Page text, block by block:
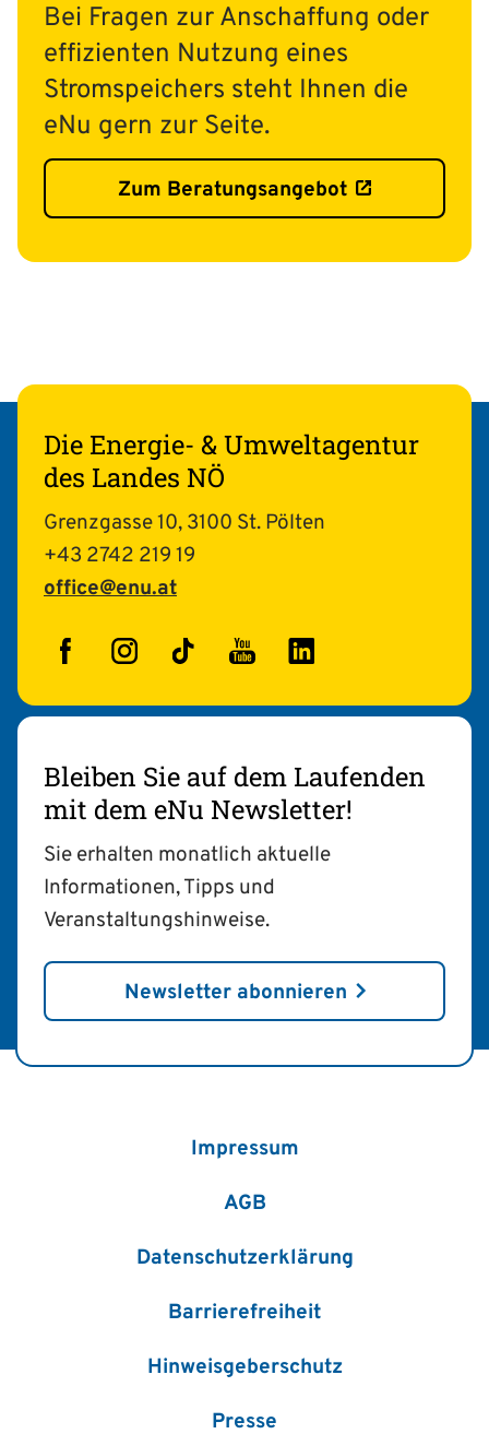
Bei Fragen zur Anschaffung oder
effizienten Nutzung eines
Stromspeichers steht Ihnen die
eNu gern zur Seite.
Zum Beratungsangebot
Die Energie- & Umweltagentur
des Landes NÖ
Grenzgasse 10, 3100 St. Pölten
+43 2742 219 19
office@enu.at
FacebookInstagram
TikTokYouTubeLinkedIn
Bleiben Sie auf dem Laufenden
mit dem eNu Newsletter!
Sie erhalten monatlich aktuelle
Informationen, Tipps und
Veranstaltungshinweise.
Newsletter abonnieren
Impressum
AGB
Datenschutzerklärung
Barrierefreiheit
Hinweisgeberschutz
Presse